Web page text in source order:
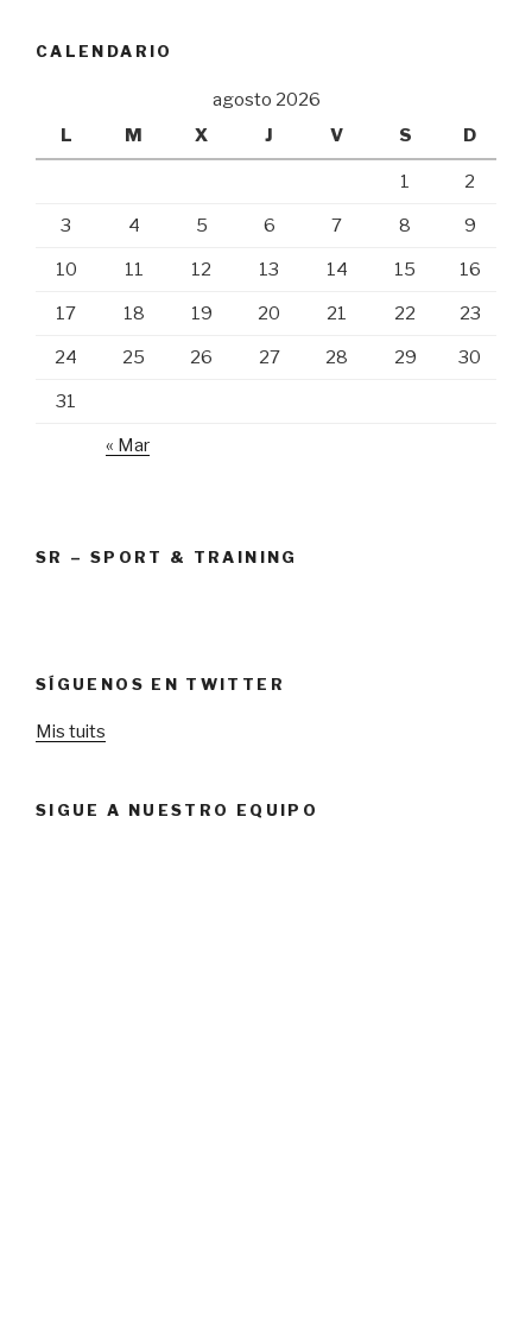
CALENDARIO
agosto 2026
L
M X J V S D
1 2
3 4 5 6 7 8 9
10 11 12 13 14 15 16
17 18 19 20 21 22 23
24 25 26 27 28 29 30
31
« Mar
SR – SPORT & TRAINING
SÍGUENOS EN TWITTER
Mis tuits
SIGUE A NUESTRO EQUIPO